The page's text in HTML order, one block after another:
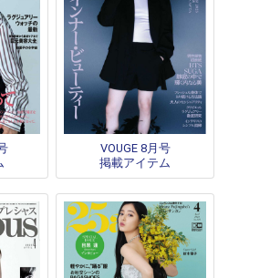
VOUGE 8月号
掲載アイテム